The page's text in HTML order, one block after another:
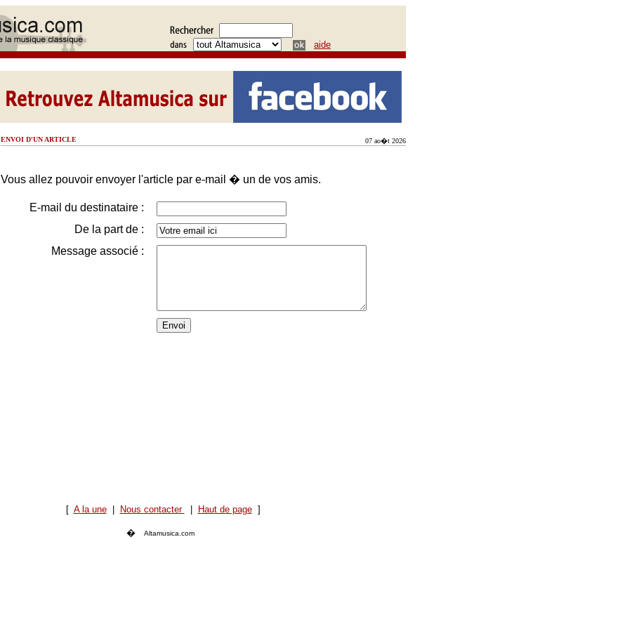
aide
ENVOI D'UN ARTICLE 07 ao�t 2026
Vous allez pouvoir envoyer l'article par e-mail � un de vos amis.
E-mail du destinataire :
De la part de :
Message associé :
[ A la une| Nous contacter Haut de page]
� Altamusica.com